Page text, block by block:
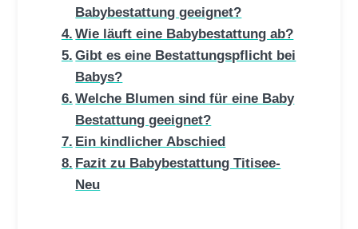
Babybestattung geeignet?
Wie läuft eine Babybestattung ab?
Gibt es eine Bestattungspflicht bei
Babys?
Welche Blumen sind für eine Baby
Bestattung geeignet?
Ein kindlicher Abschied
Fazit zu Babybestattung Titisee-
Neu